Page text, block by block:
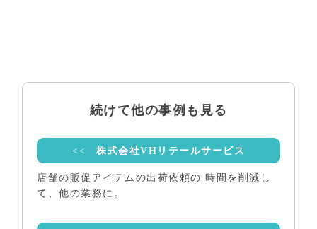
続けて他の事例も見る
<< 株式会社VHリテールサービス
店舗の販促アイテムの出荷依頼の 時間を削減し
て、他の業務に。